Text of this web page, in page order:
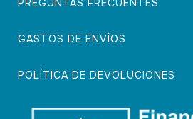
PREGUNTAS FRECUENTES
GASTOS DE ENVÍOS
POLÍTICA DE DEVOLUCIONES